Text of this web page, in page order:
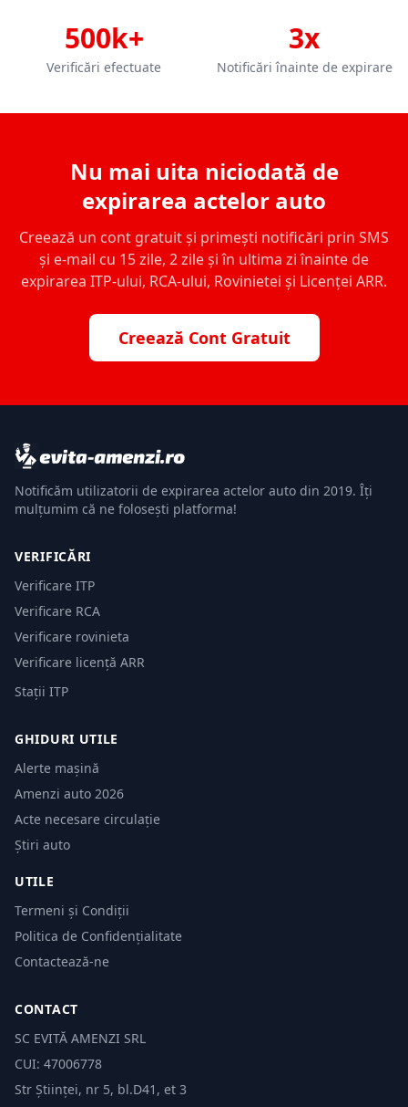
500k+
Verificări efectuate
3x
Notificări înainte de expirare
Nu mai uita niciodată de
expirarea actelor auto
Creează un cont gratuit și primești notificări prin SMS
și e-mail cu 15 zile, 2 zile și în ultima zi înainte de
expirarea ITP-ului, RCA-ului, Rovinietei și Licenței ARR.
Creează Cont Gratuit
Notificăm utilizatorii de expirarea actelor auto din 2019. Îți
mulțumim că ne folosești platforma!
VERIFICĂRI
Verificare ITP
Verificare RCA
Verificare rovinieta
Verificare licență ARR
Stații ITP
GHIDURI UTILE
Alerte mașină
Amenzi auto 2026
Acte necesare circulație
Știri auto
UTILE
Termeni și Condiții
Politica de Confidențialitate
Contactează-ne
CONTACT
SC EVITĂ AMENZI SRL
CUI: 47006778
Str Științei, nr 5, bl.D41, et 3